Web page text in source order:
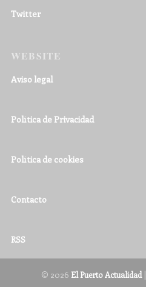
Twitter
WEBSITE
Aviso legal
Política de Privacidad
Política de cookies
Contacto
RSS
© 2026 El Puerto Actualidad|